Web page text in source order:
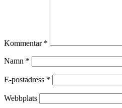
Kommentar *
Namn *
E-postadress *
Webbplats